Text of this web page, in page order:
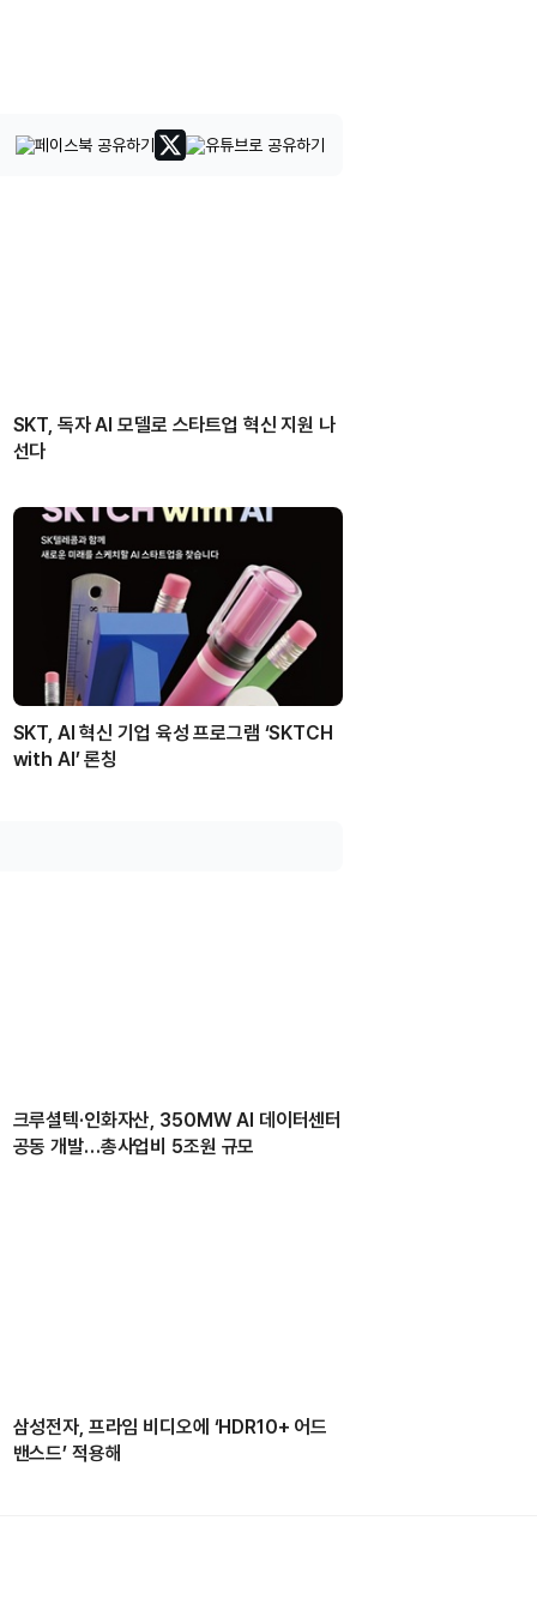
SKT, 독자 AI 모델로 스타트업 혁신 지원 나
선다
SKT, AI 혁신 기업 육성 프로그램 ‘SKTCH
with AI’ 론칭
크루셜텍·인화자산, 350MW AI 데이터센터
공동 개발…총사업비 5조원 규모
삼성전자, 프라임 비디오에 ‘HDR10+ 어드
밴스드’ 적용해